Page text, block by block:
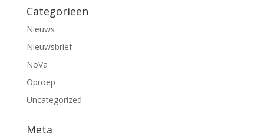
Categorieën
Nieuws
Nieuwsbrief
NoVa
Oproep
Uncategorized
Meta